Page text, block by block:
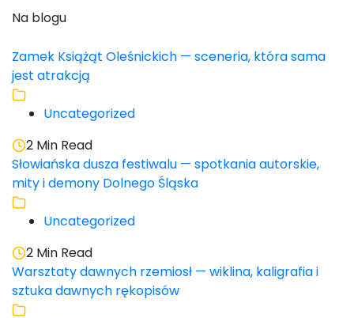
Na blogu
Zamek Książąt Oleśnickich — sceneria, która sama
jest atrakcją
Uncategorized
2 Min Read
Słowiańska dusza festiwalu — spotkania autorskie,
mity i demony Dolnego Śląska
Uncategorized
2 Min Read
Warsztaty dawnych rzemiosł — wiklina, kaligrafia i
sztuka dawnych rękopisów